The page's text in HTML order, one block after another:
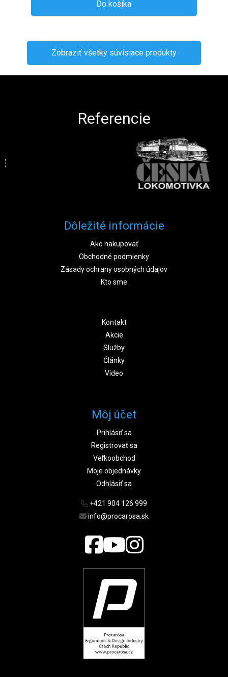
Do košíka
Zobraziť všetky súvisiace produkty
Referencie
Dôležité informácie
Ako nakupovať
Obchodné podmienky
Zásady ochrany osobných údajov
Kto sme
Kontakt
Akcie
Služby
Články
Video
Môj účet
Prihlásiť sa
Registrovať sa
Veľkoobchod
Moje objednávky
Odhlásiť sa
+421 904 126 999
info@procarosa.sk